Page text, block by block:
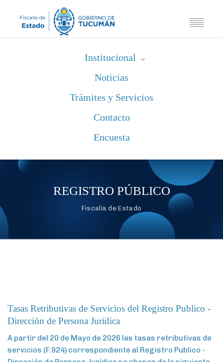
Institucional
Noticias
Trámites y Servicios
Contacto
Encuesta
REGISTRO PÚBLICO
Fiscalía de Estado
Tasas Retributivas de Servicios del Registro Publico -
Dirección de Persona Jurídica
A partir del 20 de Mayo de 2026 las tasas retributivas de
servicios (F.924) correspondiente al Registro Publico -